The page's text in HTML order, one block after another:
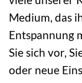
Medium, das
Entspannung
Sie sich vor,
oder neue